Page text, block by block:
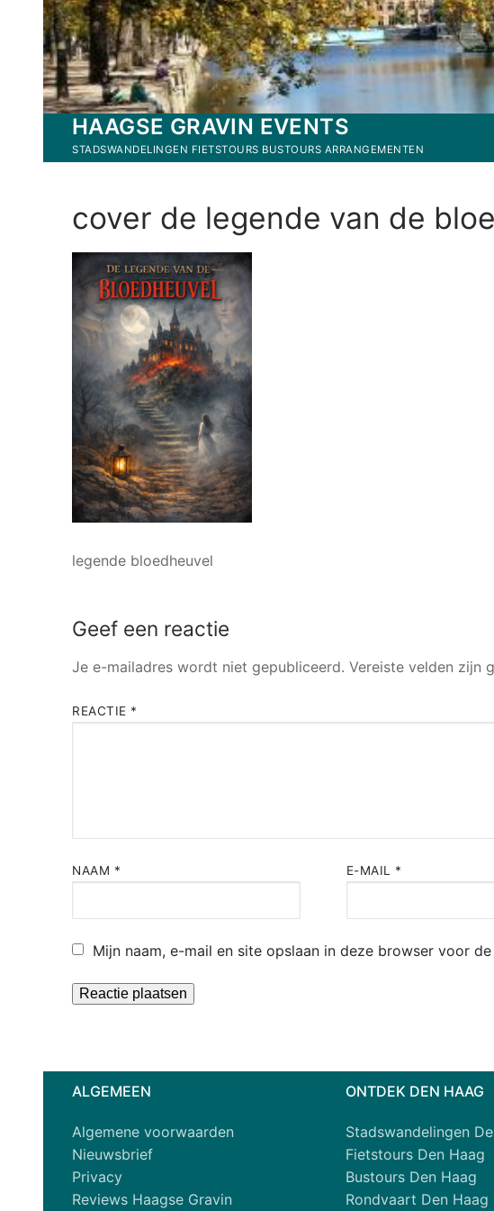
inhoud
HAAGSE GRAVIN EVENTS
STADSWANDELINGEN FIETSTOURS BUSTOURS ARRANGEMENTEN
cover de legende van de
legende bloedheuvel
Geef een reactie
Je e-mailadres wordt niet gepubliceerd. Vereiste velden zijn
REACTIE *
NAAM * E-MAIL *
Mijn naam, e-mail en site opslaan in deze browser voor
ALGEMEEN
Algemene voorwaarden
Nieuwsbrief
Privacy
Reviews Haagse Gravin
ONTDEK DEN HAAG
Stadswandelingen
Fietstours Den Haag
Bustours Den Haag
Rondvaart Den Haag